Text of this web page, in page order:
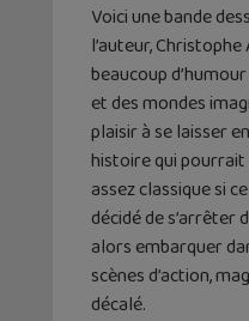
Voici une bande
l’auteur,
beaucoup
et des mondes
plaisir à se laisser
histoire qui
assez classique si
décidé de s’arrêter
alors embarquer
scènes d’action,
décalé.